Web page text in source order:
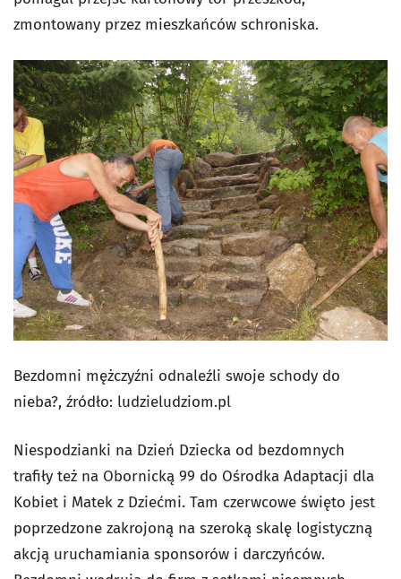
zmontowany przez mieszkańców schroniska.
Bezdomni mężczyźni odnaleźli swoje schody do
nieba?, źródło: ludzieludziom.pl
Niespodzianki na Dzień Dziecka od bezdomnych
trafiły też na Obornicką 99 do Ośrodka Adaptacji dla
Kobiet i Matek z Dziećmi. Tam czerwcowe święto jest
poprzedzone zakrojoną na szeroką skalę logistyczną
akcją uruchamiania sponsorów i darczyńców.